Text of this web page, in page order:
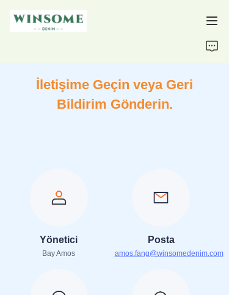
İletişime Geçin veya Geri
Bildirim Gönderin.
Yönetici
Bay Amos
Posta
amos.fang@winsomedenim.com
Ürünler